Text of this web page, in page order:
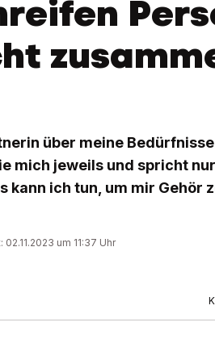
über meine
mich jeweils und spricht nur
kann ich tun, um mir Gehör
um 11:37 Uhr